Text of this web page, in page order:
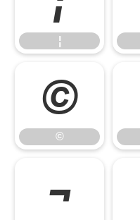
¦
©
©
¬